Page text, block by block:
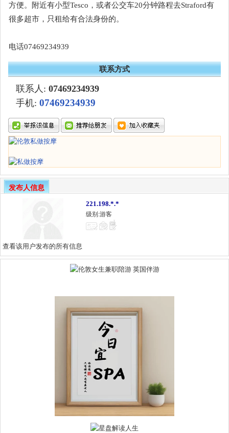
方便。附近有小型Tesco，或者公交车20分钟路程去Straford有
很多超市，只租给有合法身份的。
电话07469234939
联系方式
联系人: 07469234939
手机: 07469234939
发布人信息
221.198.*.*
级别:游客
查看该用户发布的所有信息